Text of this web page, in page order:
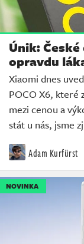
Únik:
opravdu
Xiaomi dnes
POCO X6, které
mezi cenou a
stát u nás, jsme
Adam Kurfürst
NOVINKA